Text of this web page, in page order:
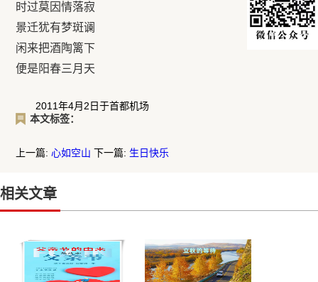
时过莫因情落寂
景迁犹有梦斑谰
闲来把酒陶篱下
便是阳春三月天
2011年4月2日于首都机场
本文标签：
上一篇:心如空山 下一篇: 生日快乐
相关文章